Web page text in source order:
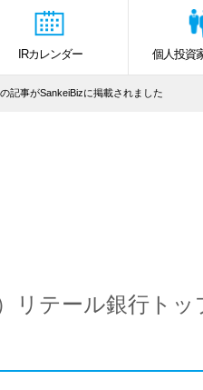
IRカレンダー 個人投資
記事がSankeiBizに掲載されました
リテール銀行トッ